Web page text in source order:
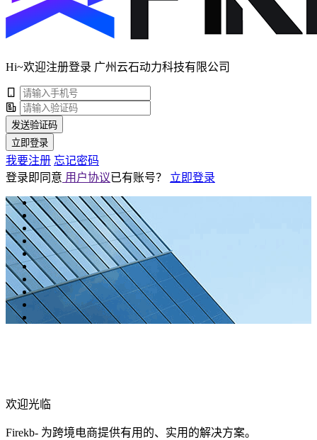
Hi~欢迎注册登录 广州云石动力科技有限公司
发送验证码
立即登录
我要注册 忘记密码
登录即同意 用户协议已有账号？ 立即登录
欢迎光临
Firekb- 为跨境电商提供有用的、实用的解决方案。